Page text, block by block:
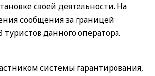
своей деятельности. На
сообщения за границей
туристов данного оператора.
системы гарантирования,